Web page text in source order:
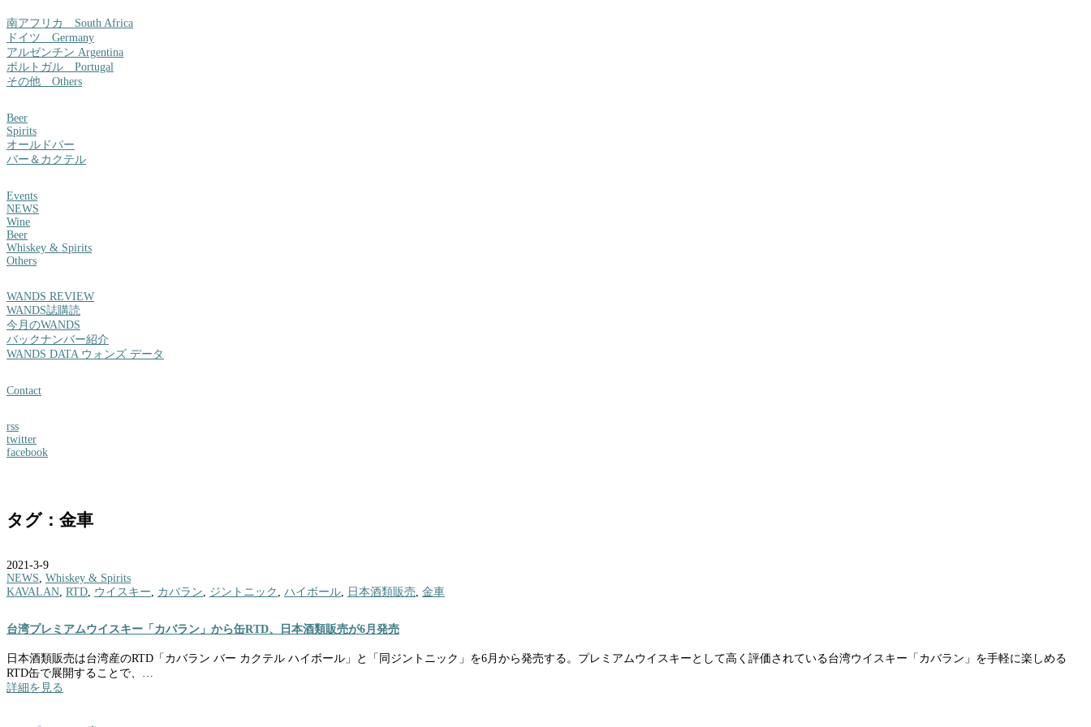
南アフリカ South Africa
ドイツ Germany
アルゼンチン Argentina
ポルトガル Portugal
その他 Others
Beer
Spirits
オールドパー
バー＆カクテル
Events
NEWS
Wine
Beer
Whiskey & Spirits
Others
WANDS REVIEW
WANDS誌購読
今月のWANDS
バックナンバー紹介
WANDS DATA ウォンズ データ
Contact
rss
twitter
facebook
タグ：金車
2021-3-9
NEWS Whiskey & Spirits
KAVALAN RTD ウイスキー カバラン ジントニック ハイボール 日本酒類販売 金車
台湾プレミアムウイスキー「カバラン」から缶RTD、日本酒類販売が6月発売
日本酒類販売は台湾産のRTD「カバラン バー カクテル ハイボール」と「同ジントニック」を6月から発売する。プレミアムウイスキーとして高く評価されている台湾ウイスキー「カバラン」を手軽に楽しめる
RTD缶で展開することで、…
詳細を見る